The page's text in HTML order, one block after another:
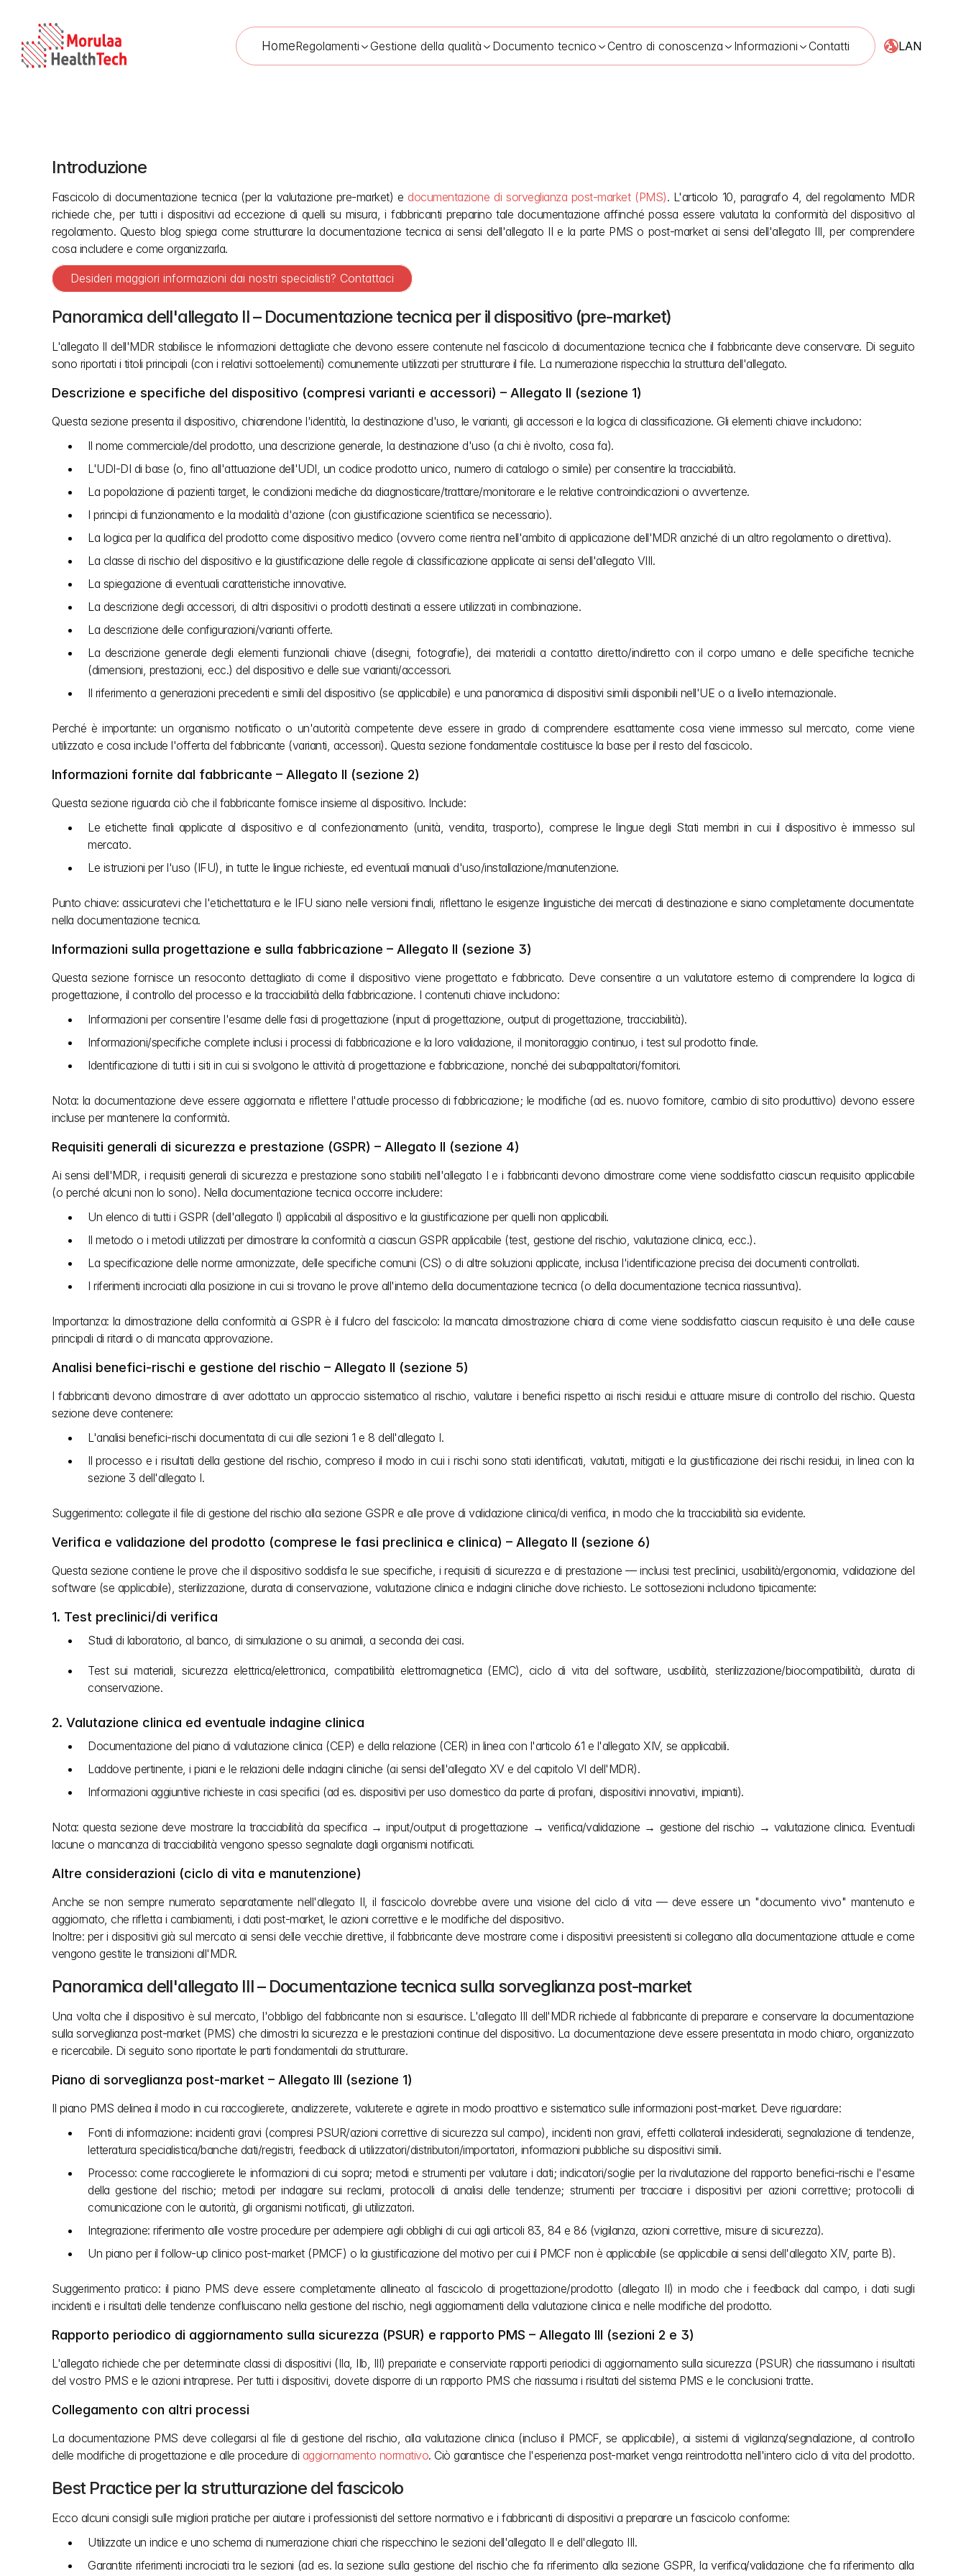
HomeRegolamenti Gestione della qualità Documento tecnico Centro di conoscenza Informazioni Contatti LAN
Introduzione
Fascicolo di documentazione tecnica (per la valutazione pre‑market) e documentazione di sorveglianza post‑market (PMS). L'articolo 10, paragrafo 4, del regolamento MDR
richiede che, per tutti i dispositivi ad eccezione di quelli su misura, i fabbricanti preparino tale documentazione affinché possa essere valutata la conformità del dispositivo al
regolamento. Questo blog spiega come strutturare la documentazione tecnica ai sensi dell'allegato II e la parte PMS o post‑market ai sensi dell'allegato III, per comprendere
cosa includere e come organizzarla.
Desideri maggiori informazioni dai nostri specialisti? Contattaci
Panoramica dell'allegato II – Documentazione tecnica per il dispositivo (pre‑market)
L'allegato II dell'MDR stabilisce le informazioni dettagliate che devono essere contenute nel fascicolo di documentazione tecnica che il fabbricante deve conservare. Di seguito
sono riportati i titoli principali (con i relativi sottoelementi) comunemente utilizzati per strutturare il file. La numerazione rispecchia la struttura dell'allegato.
Descrizione e specifiche del dispositivo (compresi varianti e accessori) – Allegato II (sezione 1)
Questa sezione presenta il dispositivo, chiarendone l'identità, la destinazione d'uso, le varianti, gli accessori e la logica di classificazione. Gli elementi chiave includono:
Il nome commerciale/del prodotto, una descrizione generale, la destinazione d'uso (a chi è rivolto, cosa fa).
L'UDI‑DI di base (o, fino all'attuazione dell'UDI, un codice prodotto unico, numero di catalogo o simile) per consentire la tracciabilità.
La popolazione di pazienti target, le condizioni mediche da diagnosticare/trattare/monitorare e le relative controindicazioni o avvertenze.
I principi di funzionamento e la modalità d'azione (con giustificazione scientifica se necessario).
La logica per la qualifica del prodotto come dispositivo medico (ovvero come rientra nell'ambito di applicazione dell'MDR anziché di un altro regolamento o direttiva).
La classe di rischio del dispositivo e la giustificazione delle regole di classificazione applicate ai sensi dell'allegato VIII.
La spiegazione di eventuali caratteristiche innovative.
La descrizione degli accessori, di altri dispositivi o prodotti destinati a essere utilizzati in combinazione.
La descrizione delle configurazioni/varianti offerte.
La descrizione generale degli elementi funzionali chiave (disegni, fotografie), dei materiali a contatto diretto/indiretto con il corpo umano e delle specifiche tecniche
(dimensioni, prestazioni, ecc.) del dispositivo e delle sue varianti/accessori.
Il riferimento a generazioni precedenti e simili del dispositivo (se applicabile) e una panoramica di dispositivi simili disponibili nell'UE o a livello internazionale.
Perché è importante: un organismo notificato o un'autorità competente deve essere in grado di comprendere esattamente cosa viene immesso sul mercato, come viene
utilizzato e cosa include l'offerta del fabbricante (varianti, accessori). Questa sezione fondamentale costituisce la base per il resto del fascicolo.
Informazioni fornite dal fabbricante – Allegato II (sezione 2)
Questa sezione riguarda ciò che il fabbricante fornisce insieme al dispositivo. Include:
Le etichette finali applicate al dispositivo e al confezionamento (unità, vendita, trasporto), comprese le lingue degli Stati membri in cui il dispositivo è immesso sul
mercato.
Le istruzioni per l'uso (IFU), in tutte le lingue richieste, ed eventuali manuali d'uso/installazione/manutenzione.
Punto chiave: assicuratevi che l'etichettatura e le IFU siano nelle versioni finali, riflettano le esigenze linguistiche dei mercati di destinazione e siano completamente documentate
nella documentazione tecnica.
Informazioni sulla progettazione e sulla fabbricazione – Allegato II (sezione 3)
Questa sezione fornisce un resoconto dettagliato di come il dispositivo viene progettato e fabbricato. Deve consentire a un valutatore esterno di comprendere la logica di
progettazione, il controllo del processo e la tracciabilità della fabbricazione. I contenuti chiave includono:
Informazioni per consentire l'esame delle fasi di progettazione (input di progettazione, output di progettazione, tracciabilità).
Informazioni/specifiche complete inclusi i processi di fabbricazione e la loro validazione, il monitoraggio continuo, i test sul prodotto finale.
Identificazione di tutti i siti in cui si svolgono le attività di progettazione e fabbricazione, nonché dei subappaltatori/fornitori.
Nota: la documentazione deve essere aggiornata e riflettere l'attuale processo di fabbricazione; le modifiche (ad es. nuovo fornitore, cambio di sito produttivo) devono essere
incluse per mantenere la conformità.
Requisiti generali di sicurezza e prestazione (GSPR) – Allegato II (sezione 4)
Ai sensi dell'MDR, i requisiti generali di sicurezza e prestazione sono stabiliti nell'allegato I e i fabbricanti devono dimostrare come viene soddisfatto ciascun requisito applicabile
(o perché alcuni non lo sono). Nella documentazione tecnica occorre includere:
Un elenco di tutti i GSPR (dell'allegato I) applicabili al dispositivo e la giustificazione per quelli non applicabili.
Il metodo o i metodi utilizzati per dimostrare la conformità a ciascun GSPR applicabile (test, gestione del rischio, valutazione clinica, ecc.).
La specificazione delle norme armonizzate, delle specifiche comuni (CS) o di altre soluzioni applicate, inclusa l'identificazione precisa dei documenti controllati.
I riferimenti incrociati alla posizione in cui si trovano le prove all'interno della documentazione tecnica (o della documentazione tecnica riassuntiva).
Importanza: la dimostrazione della conformità ai GSPR è il fulcro del fascicolo: la mancata dimostrazione chiara di come viene soddisfatto ciascun requisito è una delle cause
principali di ritardi o di mancata approvazione.
Analisi benefici-rischi e gestione del rischio – Allegato II (sezione 5)
I fabbricanti devono dimostrare di aver adottato un approccio sistematico al rischio, valutare i benefici rispetto ai rischi residui e attuare misure di controllo del rischio. Questa
sezione deve contenere:
L'analisi benefici-rischi documentata di cui alle sezioni 1 e 8 dell'allegato I.
Il processo e i risultati della gestione del rischio, compreso il modo in cui i rischi sono stati identificati, valutati, mitigati e la giustificazione dei rischi residui, in linea con la
sezione 3 dell'allegato I.
Suggerimento: collegate il file di gestione del rischio alla sezione GSPR e alle prove di validazione clinica/di verifica, in modo che la tracciabilità sia evidente.
Verifica e validazione del prodotto (comprese le fasi preclinica e clinica) – Allegato II (sezione 6)
Questa sezione contiene le prove che il dispositivo soddisfa le sue specifiche, i requisiti di sicurezza e di prestazione — inclusi test preclinici, usabilità/ergonomia, validazione del
software (se applicabile), sterilizzazione, durata di conservazione, valutazione clinica e indagini cliniche dove richiesto. Le sottosezioni includono tipicamente:
1. Test preclinici/di verifica
Studi di laboratorio, al banco, di simulazione o su animali, a seconda dei casi.
Test sui materiali, sicurezza elettrica/elettronica, compatibilità elettromagnetica (EMC), ciclo di vita del software, usabilità, sterilizzazione/biocompatibilità, durata di
conservazione.
2. Valutazione clinica ed eventuale indagine clinica
Documentazione del piano di valutazione clinica (CEP) e della relazione (CER) in linea con l'articolo 61 e l'allegato XIV, se applicabili.
Laddove pertinente, i piani e le relazioni delle indagini cliniche (ai sensi dell'allegato XV e del capitolo VI dell'MDR).
Informazioni aggiuntive richieste in casi specifici (ad es. dispositivi per uso domestico da parte di profani, dispositivi innovativi, impianti).
Nota: questa sezione deve mostrare la tracciabilità da specifica → input/output di progettazione → verifica/validazione → gestione del rischio → valutazione clinica. Eventuali
lacune o mancanza di tracciabilità vengono spesso segnalate dagli organismi notificati.
Altre considerazioni (ciclo di vita e manutenzione)
Anche se non sempre numerato separatamente nell'allegato II, il fascicolo dovrebbe avere una visione del ciclo di vita — deve essere un "documento vivo" mantenuto e
aggiornato, che rifletta i cambiamenti, i dati post‑market, le azioni correttive e le modifiche del dispositivo.
Inoltre: per i dispositivi già sul mercato ai sensi delle vecchie direttive, il fabbricante deve mostrare come i dispositivi preesistenti si collegano alla documentazione attuale e come
vengono gestite le transizioni all'MDR.
Panoramica dell'allegato III – Documentazione tecnica sulla sorveglianza post‑market
Una volta che il dispositivo è sul mercato, l'obbligo del fabbricante non si esaurisce. L'allegato III dell'MDR richiede al fabbricante di preparare e conservare la documentazione
sulla sorveglianza post‑market (PMS) che dimostri la sicurezza e le prestazioni continue del dispositivo. La documentazione deve essere presentata in modo chiaro, organizzato
e ricercabile. Di seguito sono riportate le parti fondamentali da strutturare.
Piano di sorveglianza post‑market – Allegato III (sezione 1)
Il piano PMS delinea il modo in cui raccoglierete, analizzerete, valuterete e agirete in modo proattivo e sistematico sulle informazioni post‑market. Deve riguardare:
Fonti di informazione: incidenti gravi (compresi PSUR/azioni correttive di sicurezza sul campo), incidenti non gravi, effetti collaterali indesiderati, segnalazione di tendenze,
letteratura specialistica/banche dati/registri, feedback di utilizzatori/distributori/importatori, informazioni pubbliche su dispositivi simili.
Processo: come raccoglierete le informazioni di cui sopra; metodi e strumenti per valutare i dati; indicatori/soglie per la rivalutazione del rapporto benefici-rischi e l'esame
della gestione del rischio; metodi per indagare sui reclami, protocolli di analisi delle tendenze; strumenti per tracciare i dispositivi per azioni correttive; protocolli di
comunicazione con le autorità, gli organismi notificati, gli utilizzatori.
Integrazione: riferimento alle vostre procedure per adempiere agli obblighi di cui agli articoli 83, 84 e 86 (vigilanza, azioni correttive, misure di sicurezza).
Un piano per il follow‑up clinico post‑market (PMCF) o la giustificazione del motivo per cui il PMCF non è applicabile (se applicabile ai sensi dell'allegato XIV, parte B).
Suggerimento pratico: il piano PMS deve essere completamente allineato al fascicolo di progettazione/prodotto (allegato II) in modo che i feedback dal campo, i dati sugli
incidenti e i risultati delle tendenze confluiscano nella gestione del rischio, negli aggiornamenti della valutazione clinica e nelle modifiche del prodotto.
Rapporto periodico di aggiornamento sulla sicurezza (PSUR) e rapporto PMS – Allegato III (sezioni 2 e 3)
L'allegato richiede che per determinate classi di dispositivi (IIa, IIb, III) prepariate e conserviate rapporti periodici di aggiornamento sulla sicurezza (PSUR) che riassumano i risultati
del vostro PMS e le azioni intraprese. Per tutti i dispositivi, dovete disporre di un rapporto PMS che riassuma i risultati del sistema PMS e le conclusioni tratte.
Collegamento con altri processi
La documentazione PMS deve collegarsi al file di gestione del rischio, alla valutazione clinica (incluso il PMCF, se applicabile), ai sistemi di vigilanza/segnalazione, al controllo
delle modifiche di progettazione e alle procedure di aggiornamento normativo. Ciò garantisce che l'esperienza post-market venga reintrodotta nell'intero ciclo di vita del prodotto.
Best Practice per la strutturazione del fascicolo
Ecco alcuni consigli sulle migliori pratiche per aiutare i professionisti del settore normativo e i fabbricanti di dispositivi a preparare un fascicolo conforme:
Utilizzate un indice e uno schema di numerazione chiari che rispecchino le sezioni dell'allegato II e dell'allegato III.
Garantite riferimenti incrociati tra le sezioni (ad es. la sezione sulla gestione del rischio che fa riferimento alla sezione GSPR, la verifica/validazione che fa riferimento alla